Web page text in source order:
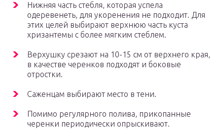
Нижняя часть стебля, которая успела
одеревенеть, для укоренения не подходит. Для
этих целей выбирают верхнюю часть куста
хризантемы с более мягким стеблем.
Верхушку срезают на 10-15 см от верхнего края,
в качестве черенков подходят и боковые
отростки.
Саженцам выбирают место в тени.
Помимо регулярного полива, прикопанные
черенки периодически опрыскивают.